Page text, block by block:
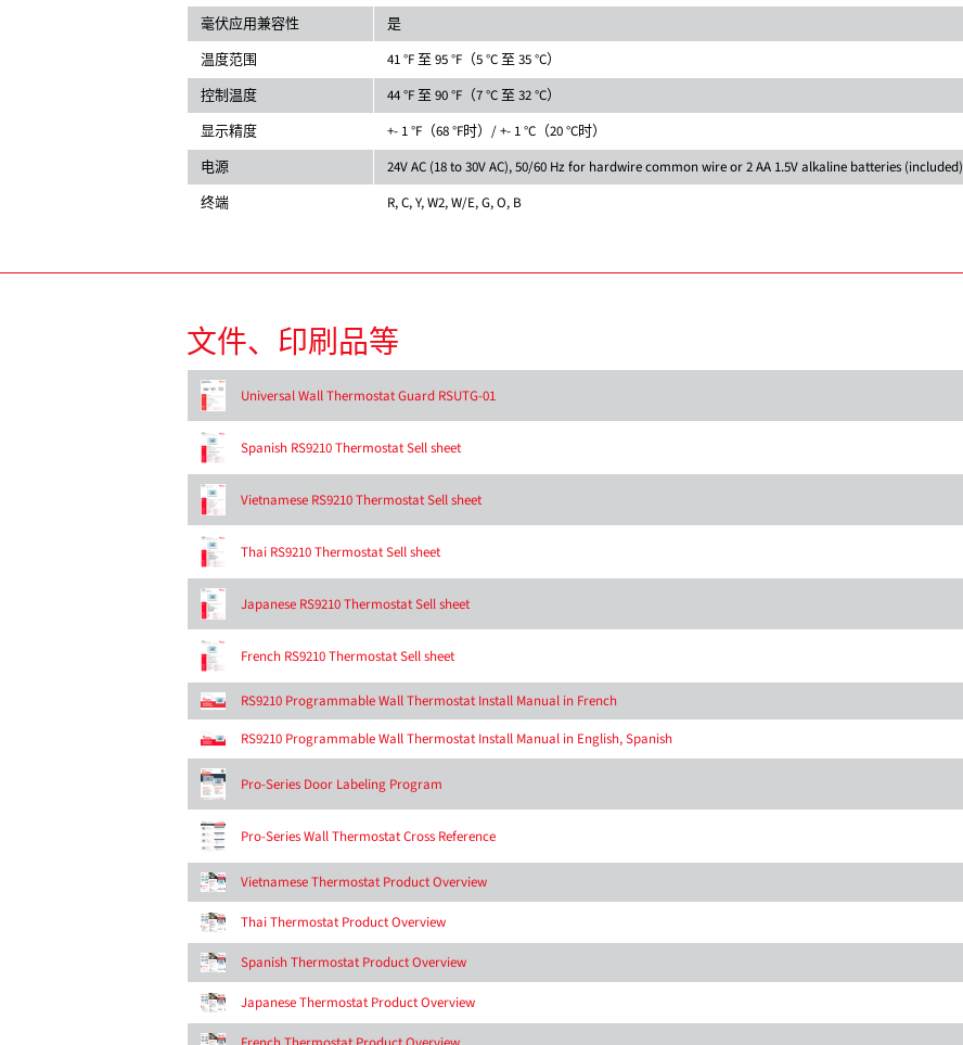
毫伏应用兼容性
是
温度范围
41 °F 至 95 °F（5 °C 至 35 °C）
控制温度
44 °F 至 90 °F（7 °C 至 32 °C）
显示精度
+- 1 °F（68 °F时）/ +- 1 °C（20 °C时）
电源
24V AC (18 to 30V AC), 50/60 Hz for hardwire common wire or 2 AA 1.5V alkaline batteries (included)
终端
R, C, Y, W2, W/E, G, O, B
文件、印刷品等
Universal Wall Thermostat Guard RSUTG-01
Spanish RS9210 Thermostat Sell sheet
Vietnamese RS9210 Thermostat Sell sheet
Thai RS9210 Thermostat Sell sheet
Japanese RS9210 Thermostat Sell sheet
French RS9210 Thermostat Sell sheet
RS9210 Programmable Wall Thermostat Install Manual in French
RS9210 Programmable Wall Thermostat Install Manual in English, Spanish
Pro-Series Door Labeling Program
Pro-Series Wall Thermostat Cross Reference
Vietnamese Thermostat Product Overview
Thai Thermostat Product Overview
Spanish Thermostat Product Overview
Japanese Thermostat Product Overview